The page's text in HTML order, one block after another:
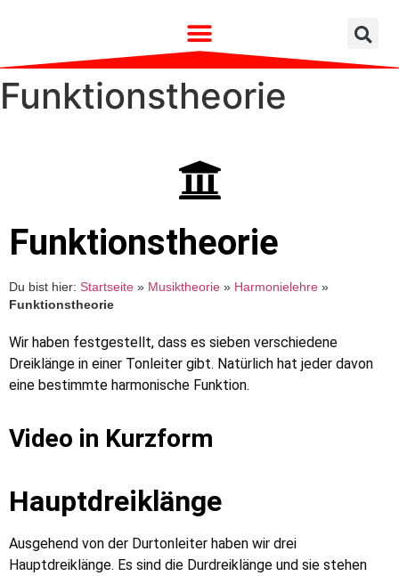
Funktionstheorie
Funktionstheorie
Du bist hier: Startseite » Musiktheorie » Harmonielehre »
Funktionstheorie
Wir haben festgestellt, dass es sieben verschiedene
Dreiklänge in einer Tonleiter gibt. Natürlich hat jeder davon
eine bestimmte harmonische Funktion.
Video in Kurzform
Hauptdreiklänge
Ausgehend von der Durtonleiter haben wir drei
Hauptdreiklänge. Es sind die Durdreiklänge und sie stehen